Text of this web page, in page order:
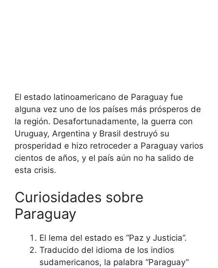
El estado latinoamericano de Paraguay fue
alguna vez uno de los países más prósperos de
la región. Desafortunadamente, la guerra con
Uruguay, Argentina y Brasil destruyó su
prosperidad e hizo retroceder a Paraguay varios
cientos de años, y el país aún no ha salido de
esta crisis.
Curiosidades sobre
Paraguay
El lema del estado es “Paz y Justicia”.
Traducido del idioma de los indios
sudamericanos, la palabra “Paraguay”